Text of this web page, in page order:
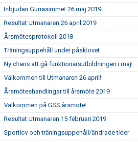
Inbjudan Gurrasimmet 26 maj 2019
Resultat Utmanaren 26 april 2019
Årsmötesprotokoll 2018
Träningsuppehåll under påsklovet
Ny chans att gå funktionärsutbildningen i maj!
Välkommen till Utmanaren 26 april!
Årsmöteshandlingar till årsmöte 2019
Välkommen på GSS årsmöte!
Resultat Utmanaren 15 februari 2019
Sportlov och träningsuppehåll/ändrade tider